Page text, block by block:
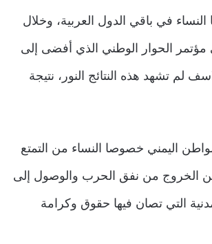
النساء في باقي الدول العربية، وخلال
في مؤتمر الحوار الوطني الذي أفضى إلى
تشهد هذه النتائج النور، نتيجة
اليمني خصوصا النساء من التمتع
الخروج من نفق الحرب والوصول إلى
التي تصان فيها حقوق وكرامة